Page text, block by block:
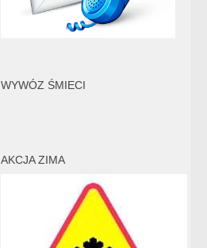
WYWÓZ ŚMIECI
AKCJA ZIMA